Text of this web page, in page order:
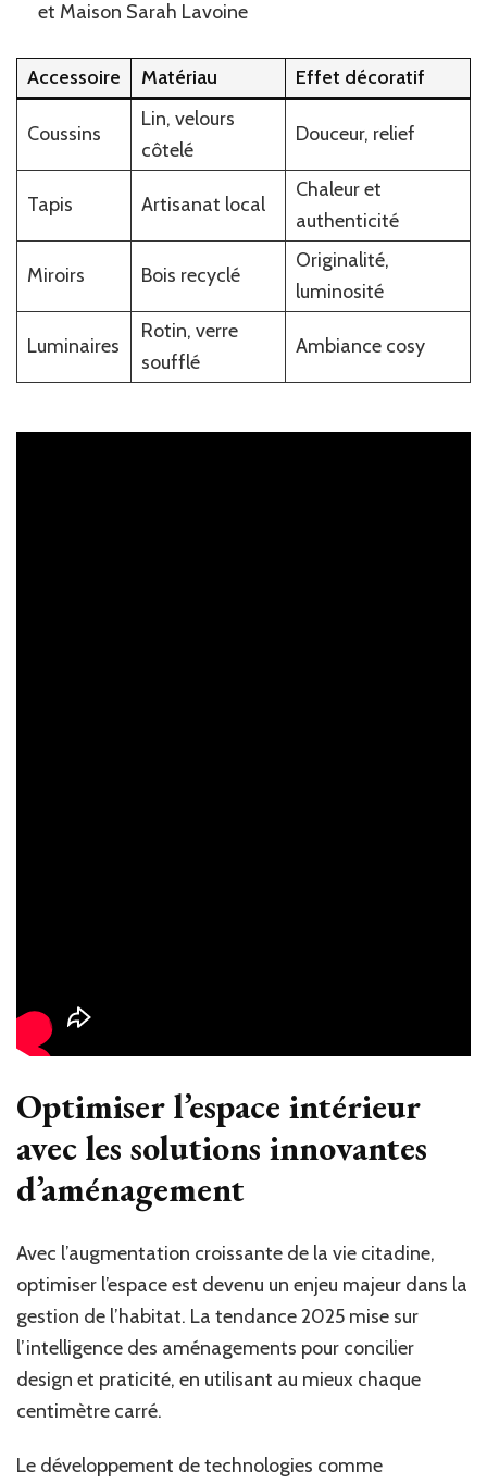
et Maison Sarah Lavoine
Accessoire Matériau Effet décoratif
Coussins
Lin, velours
côtelé
Douceur, relief
Tapis Artisanat local
Chaleur et
authenticité
Miroirs Bois recyclé
Originalité,
luminosité
Luminaires
Rotin, verre
soufflé
Ambiance cosy
Optimiser l’espace intérieur
avec les solutions innovantes
d’aménagement
Avec l’augmentation croissante de la vie citadine,
optimiser l’espace est devenu un enjeu majeur dans la
gestion de l’habitat. La tendance 2025 mise sur
l’intelligence des aménagements pour concilier
design et praticité, en utilisant au mieux chaque
centimètre carré.
Le développement de technologies comme